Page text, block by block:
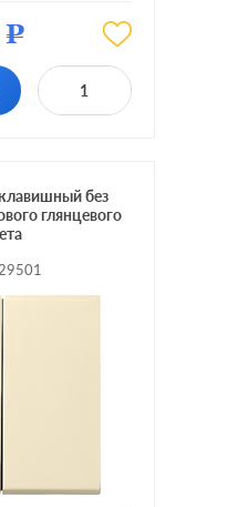
без подсветки
Р
без
глянцевого